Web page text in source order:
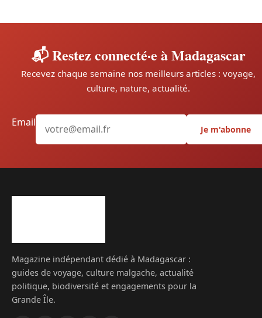
📬 Restez connecté·e à Madagascar
Recevez chaque semaine nos meilleurs articles : voyage,
culture, nature, actualité.
Email
Je m'abonne
Magazine indépendant dédié à Madagascar :
guides de voyage, culture malgache, actualité
politique, biodiversité et engagements pour la
Grande Île.